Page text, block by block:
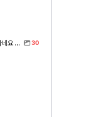
아반떼 풀체인지 가격 나왔는데 진짜 비싸네요 ㅎㅎ 30